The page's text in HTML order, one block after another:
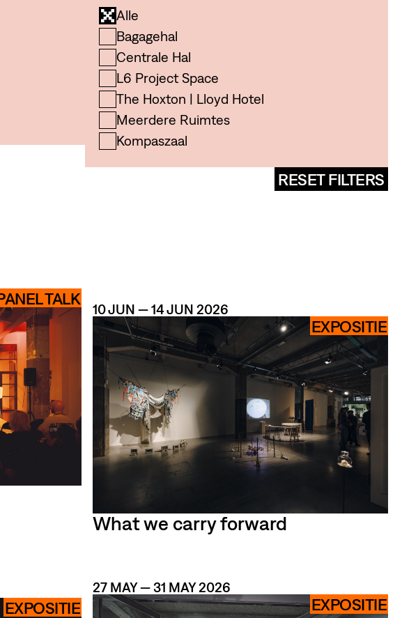
BUILDINGS
SPACES
Alle
Bagagehal
Centrale Hal
L6 Project Space
The Hoxton | Lloyd Hotel
Meerdere Ruimtes
Kompaszaal
RESET FILTERS
TALK
10 JUN — 14 JUN 2026
EXPOSITIE
What we carry forward
EXPOSITIE
27 MAY — 31 MAY 2026
EXPOSITIE